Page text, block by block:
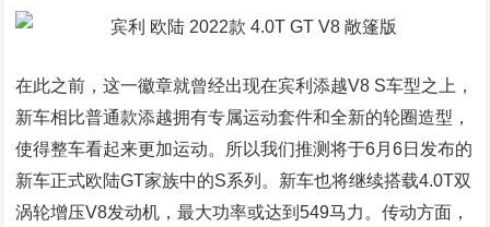
在此之前，这一徽章就曾经出现在宾利添越V8 S车型之上，
新车相比普通款添越拥有专属运动套件和全新的轮圈造型，
使得整车看起来更加运动。所以我们推测将于6月6日发布的
新车正式欧陆GT家族中的S系列。新车也将继续搭载4.0T双
涡轮增压V8发动机，最大功率或达到549马力。传动方面，